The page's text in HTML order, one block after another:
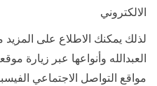
الالكتروني
لذلك يمكنك الاطلاع على
العبدالله وأنواعها عبر زيارة
مواقع التواصل الاجتماعي